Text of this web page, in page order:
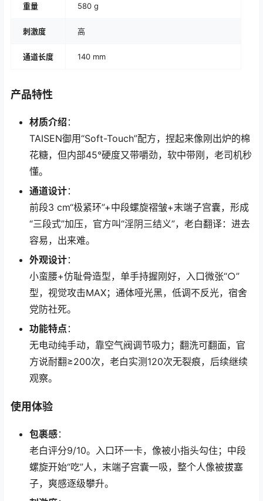
重量 580 g
刺激度 高
通道长度 140 mm
产品特性
材质介绍 ：
TAISEN御用“Soft-Touch”配方，捏起来像刚出炉的棉
花糖，但内部45°硬度又带嚼劲，软中带刚，老司机秒
懂。
通道设计：
前段3 cm“极紧环”+中段螺旋褶皱+末端子宫囊，形成
“三段式”加压，官方叫“淫阴三结义”，老白翻译：进去
容易，出来难。
外观设计：
小蛮腰+仿耻骨造型，单手持握刚好，入口微张“○”
型，视觉攻击MAX；通体哑光黑，低调不反光，宿舍
党防社死。
功能特点 ：
无电动纯手动，靠空气阀调节吸力；翻洗可翻面，官
方说耐翻≥200次，老白实测120次无裂痕，后续继续
观察。
使用体验
包裹感：
老白评分9/10。入口环一卡，像被小指头勾住；中段
螺旋开始“吃”人，末端子宫囊一吸，整个人像被拔塞
子，爽感逐级攀升。